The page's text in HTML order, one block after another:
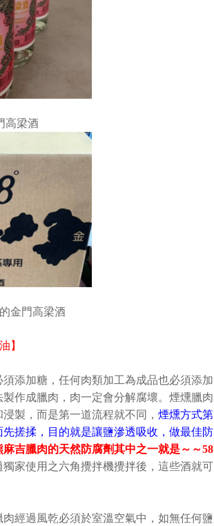
高梁酒
金門高梁酒
】
添加糖，任何肉類加工為成品也必須添加
作成臘肉，肉一定會分解腐壞。煙燻臘肉
製，而是第一道流程就不同， 煙燻方式第
搓揉，目的就是讓鹽滲透吸收，做最佳防
麻吉臘肉的天然防腐劑其中之一就是～～58
獨家使用之六角攪拌機攪拌後，這些酒就可
經過風乾必須於室溫空氣中，如無任何鹽